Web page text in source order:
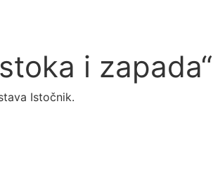
i zapada“
Istočnik.